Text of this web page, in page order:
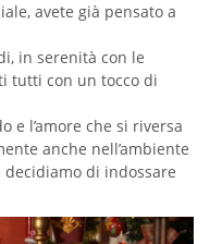
avete già pensato a
in serenità con le
tutti con un tocco di
e l’amore che si riversa
anche nell’ambiente
di indossare